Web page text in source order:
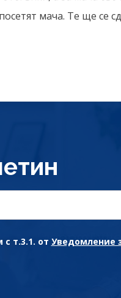
мача. Те ще се
с т.3.1. от Уведомление